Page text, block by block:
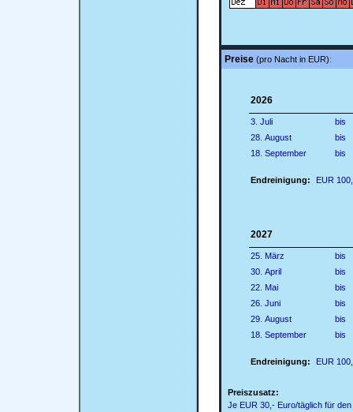
Preise (pro Nacht in EUR):
2026
3. Juli
bis
28. August
bis
18. September
bis
Endreinigung: EUR
2027
25. März
bis
30. April
bis
22. Mai
bis
26. Juni
bis
29. August
bis
18. September
bis
Endreinigung: EUR
Preiszusatz:
Je EUR 30,- Euro/täglich für